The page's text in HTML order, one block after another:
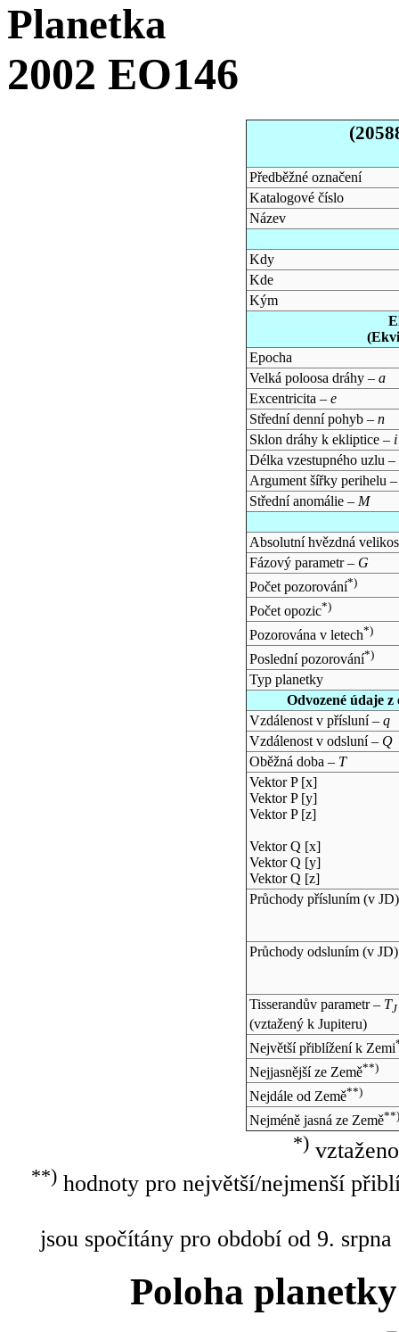
Planetka
2002 EO146
Předběžné označení
Katalogové číslo
Název
Kdy
Kde
Kým
Epocha
Velká poloosa dráhy – a
Excentricita – e
Střední denní pohyb – n
Sklon dráhy k ekliptice – i
Délka vzestupného uzlu –
Argument šířky perihelu
Střední anomálie – M
Absolutní hvězdná
Fázový parametr – G
Počet pozorování*)
Počet opozic*)
Pozorována v letech*)
Poslední pozorování*)
Typ planetky
Odvozené údaje
Vzdálenost v přísluní – q
Vzdálenost v odsluní – Q
Oběžná doba – T
Vektor P [x]
Vektor P [y]
Vektor P [z]
Vektor Q [x]
Vektor Q [y]
Vektor Q [z]
Průchody přísluním (v JD)
Průchody odsluním (v JD)
Tisserandův parametr – TJ
(vztažený k Jupiteru)
Největší přiblížení k Zemi
Nejjasnější ze Země**)
Nejdále od Země**)
Nejméně jasná ze Země**)
*)
**)hodnoty pro největší/nejmenší
jsou spočítány pro období od 9.
Poloha